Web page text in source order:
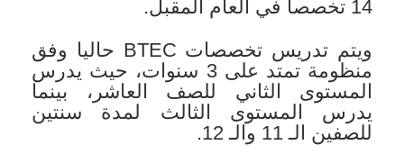
14 تخصصا في العام المقبل.
ويتم تدريس تخصصات BTEC حاليا وفق
منظومة تمتد على 3 سنوات، حيث يدرس
المستوى الثاني للصف العاشر، بينما
يدرس المستوى الثالث لمدة سنتين
للصفين الـ 11 والـ 12.